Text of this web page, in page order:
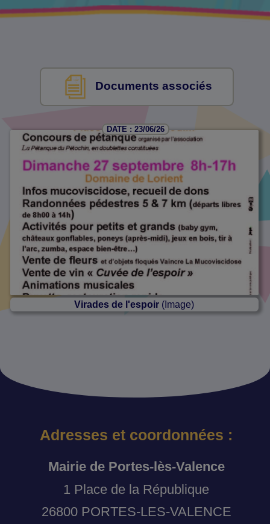
Documents associés
DATE : 23/06/26
Virades de l'espoir (Image)
Adresses et coordonnées :
Mairie de Portes-lès-Valence
1 Place de la République
26800 PORTES-LES-VALENCE